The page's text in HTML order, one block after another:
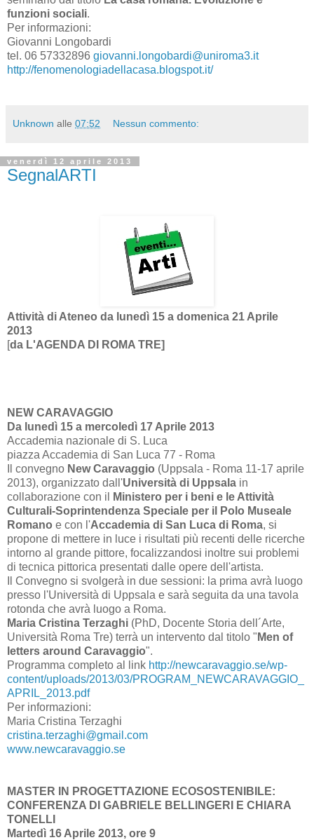
funzioni sociali.
Per informazioni:
Giovanni Longobardi
tel. 06 57332896 giovanni.longobardi@uniroma3.it
http://fenomenologiadellacasa.blogspot.it/
Unknown alle 07:52 Nessun commento:
venerdì 12 aprile 2013
SegnalARTI
Attività di Ateneo da lunedì 15 a domenica 21 Aprile
2013
[da L'AGENDA DI ROMA TRE]
NEW CARAVAGGIO
Da lunedì 15 a mercoledì 17 Aprile 2013
Accademia nazionale di S. Luca
piazza Accademia di San Luca 77 - Roma
Il convegno New Caravaggio (Uppsala - Roma 11-17 aprile
2013), organizzato dall'Università di Uppsala in
collaborazione con il
Ministero per i beni e le Attività
Culturali-Soprintendenza Speciale per il Polo Museale
Romano e con l'Accademia di San Luca di Roma, si
propone di mettere in luce i risultati più recenti delle ricerche
intorno al grande pittore, focalizzandosi inoltre sui problemi
di tecnica pittorica presentati dalle opere dell'artista.
Il Convegno si svolgerà in due sessioni: la prima avrà luogo
presso l'Università di Uppsala e sarà seguita da una tavola
rotonda che avrà luogo a Roma.
Maria Cristina Terzaghi (PhD, Docente Storia dell´Arte,
Università Roma Tre) terrà un intervento dal titolo " Men of
letters around Caravaggio".
Programma completo al link http://newcaravaggio.se/wp-
content/uploads/2013/03/PROGRAM_NEWCARAVAGGIO_
APRIL_2013.pdf
Per informazioni:
Maria Cristina Terzaghi
cristina.terzaghi@gmail.com
www.newcaravaggio.se
MASTER IN PROGETTAZIONE ECOSOSTENIBILE:
CONFERENZA DI GABRIELE BELLINGERI E CHIARA
TONELLI
Martedì 16 Aprile 2013, ore 9